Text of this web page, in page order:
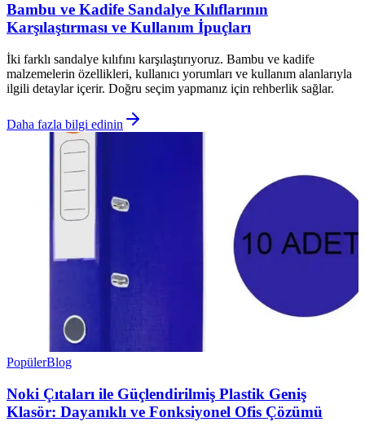
Bambu ve Kadife Sandalye Kılıflarının
Karşılaştırması ve Kullanım İpuçları
İki farklı sandalye kılıfını karşılaştırıyoruz. Bambu ve kadife
malzemelerin özellikleri, kullanıcı yorumları ve kullanım alanlarıyla
ilgili detaylar içerir. Doğru seçim yapmanız için rehberlik sağlar.
Daha fazla bilgi edinin
PopülerBlog
Noki Çıtaları ile Güçlendirilmiş Plastik Geniş
Klasör: Dayanıklı ve Fonksiyonel Ofis Çözümü